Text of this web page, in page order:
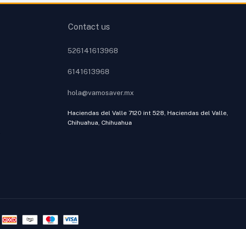
Contact us
526141613968
6141613968
hola@vamosaver.mx
Haciendas del Valle 7120 int 528, Haciendas del Valle,
Chihuahua, Chihuahua